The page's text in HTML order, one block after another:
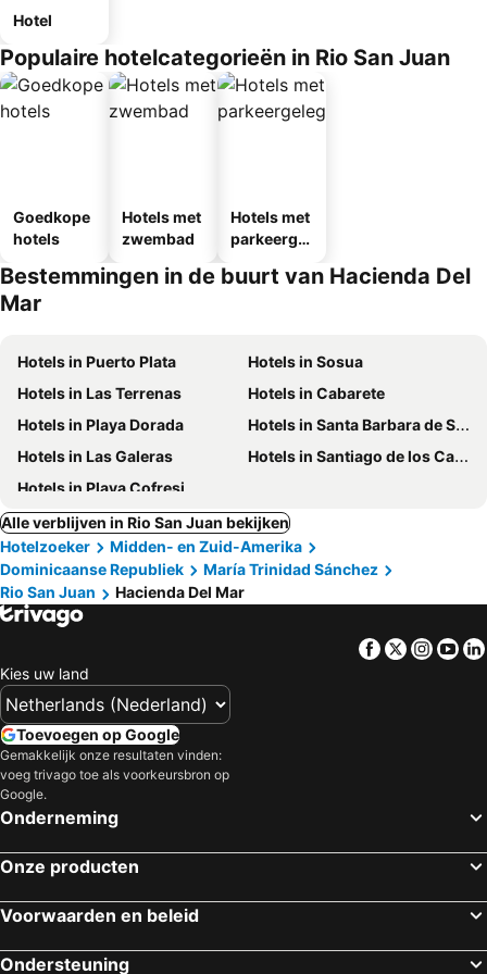
Hotel
Populaire hotelcategorieën in Rio San Juan
Goedkope
hotels
Hotels met
zwembad
Hotels met
parkeergel
Bestemmingen in de buurt van Hacienda Del
Mar
Hotels in Puerto Plata
Hotels in Sosua
Hotels in Las Terrenas
Hotels in Cabarete
Hotels in Playa Dorada
Hotels in Santa Barbara de Samana
Hotels in Las Galeras
Hotels in Santiago de los Caballeros
Hotels in Playa Cofresi
Alle verblijven in Rio San Juan bekijken
Hotelzoeker
Midden- en Zuid-Amerika
Dominicaanse Republiek
María Trinidad Sánchez
Rio San Juan
Hacienda Del Mar
Facebook
Twitter
Kies uw land
Toevoegen op Google
Gemakkelijk onze resultaten vinden:
voeg trivago toe als voorkeursbron op
Google.
Onderneming
Onze producten
Voorwaarden en beleid
Ondersteuning